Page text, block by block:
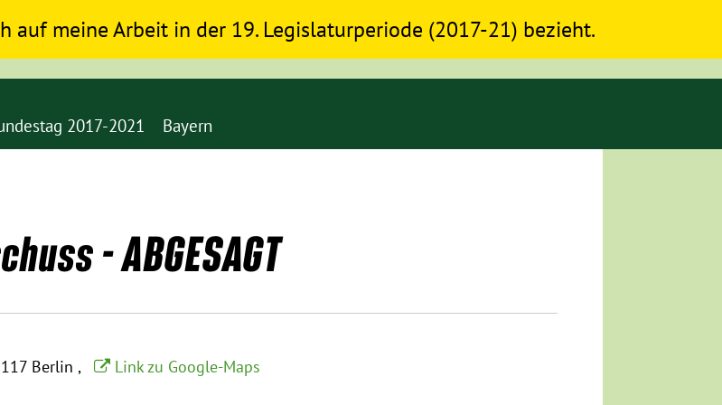
auf meine Arbeit in der 19. Legislaturperiode (2017-21) bezieht.
2017-2021 Bayern
- ABGESAGT
Berlin Link zu Google-Maps